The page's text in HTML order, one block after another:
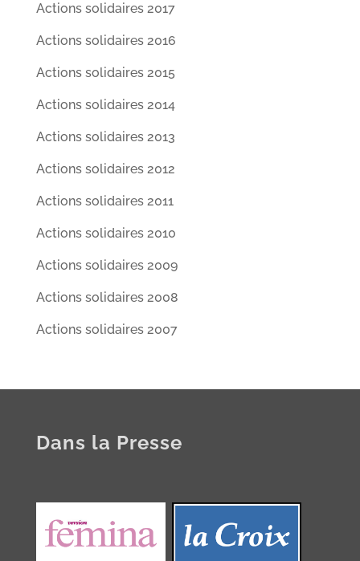
Actions solidaires 2017
Actions solidaires 2016
Actions solidaires 2015
Actions solidaires 2014
Actions solidaires 2013
Actions solidaires 2012
Actions solidaires 2011
Actions solidaires 2010
Actions solidaires 2009
Actions solidaires 2008
Actions solidaires 2007
Dans la Presse